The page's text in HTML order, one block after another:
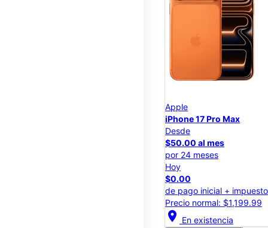
Apple
iPhone 17 Pro Max
Desde
$50.00 al mes
por 24 meses
Hoy
$0.00
de pago inicial +
Precio normal: $1,199.99
location_on En existencia